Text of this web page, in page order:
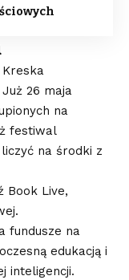
26 maja
na
festiwal
na środki z
Book Live,
fundusze na
edukacją i
inteligencji.